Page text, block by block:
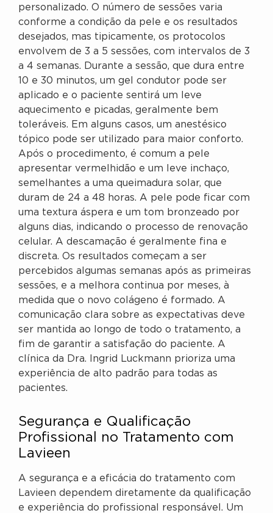
personalizado. O número de sessões varia
conforme a condição da pele e os resultados
desejados, mas tipicamente, os protocolos
envolvem de 3 a 5 sessões, com intervalos de 3
a 4 semanas. Durante a sessão, que dura entre
10 e 30 minutos, um gel condutor pode ser
aplicado e o paciente sentirá um leve
aquecimento e picadas, geralmente bem
toleráveis. Em alguns casos, um anestésico
tópico pode ser utilizado para maior conforto.
Após o procedimento, é comum a pele
apresentar vermelhidão e um leve inchaço,
semelhantes a uma queimadura solar, que
duram de 24 a 48 horas. A pele pode ficar com
uma textura áspera e um tom bronzeado por
alguns dias, indicando o processo de renovação
celular. A descamação é geralmente fina e
discreta. Os resultados começam a ser
percebidos algumas semanas após as primeiras
sessões, e a melhora continua por meses, à
medida que o novo colágeno é formado. A
comunicação clara sobre as expectativas deve
ser mantida ao longo de todo o tratamento, a
fim de garantir a satisfação do paciente. A
clínica da Dra. Ingrid Luckmann prioriza uma
experiência de alto padrão para todas as
pacientes.
Segurança e Qualificação
Profissional no Tratamento com
Lavieen
A segurança e a eficácia do tratamento com
Lavieen dependem diretamente da qualificação
e experiência do profissional responsável. Um